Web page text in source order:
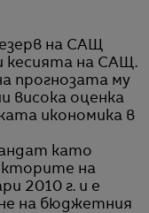
на САЩ
кесията на САЩ.
прогнозата му
висока оценка
икономика в
като
на
2010 г. и е
на бюджетния